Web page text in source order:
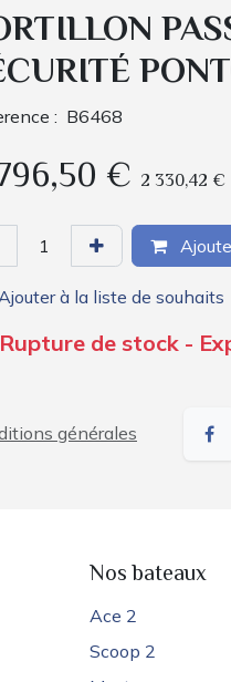
: B6468
€ 2 330,42 €
à la liste de souhaits
Rupture de stock -
générales
Nos bateaux
Ace 2
Scoop 2